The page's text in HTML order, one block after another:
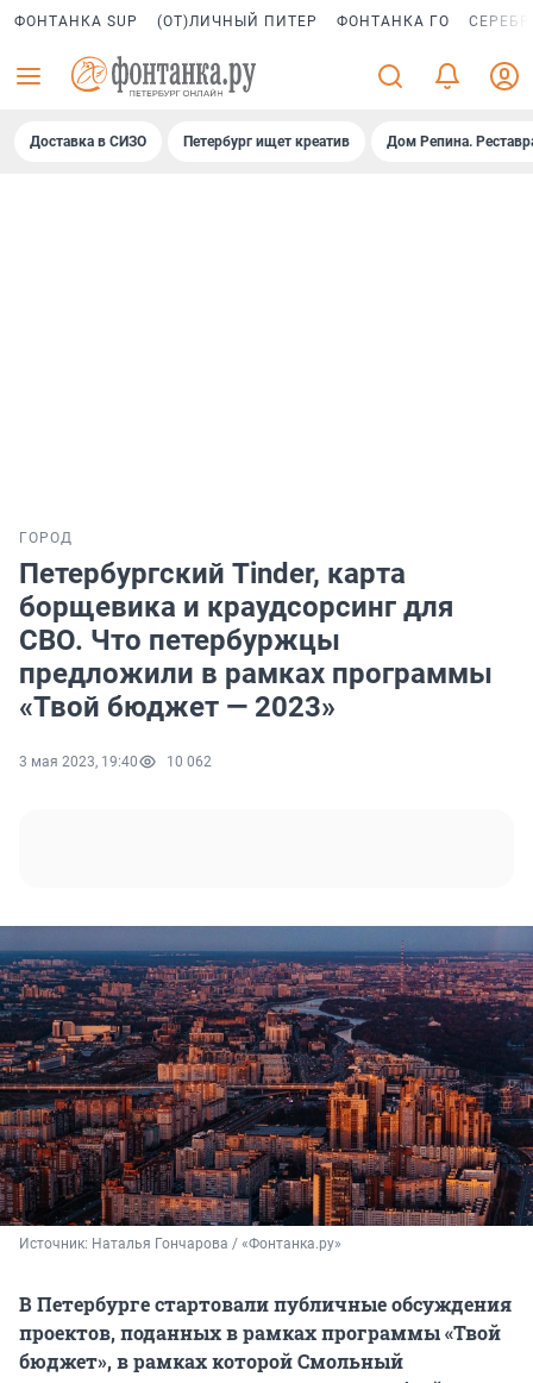
ФОНТАНКА SUP (ОТ)ЛИЧНЫЙ ПИТЕР ФОНТАНКА ГО
Доставка в СИЗО Петербург ищет креатив Дом Репина.
ГОРОД
Петербургский Tinder, карта
борщевика и краудсорсинг для
СВО. Что петербуржцы
предложили в рамках программы
«Твой бюджет — 2023»
3 мая 2023, 19:40 10 062
Источник: Наталья Гончарова / «Фонтанка.ру»
В Петербурге стартовали публичные обсуждения
проектов, поданных в рамках программы «Твой
бюджет», в рамках которой Смольный